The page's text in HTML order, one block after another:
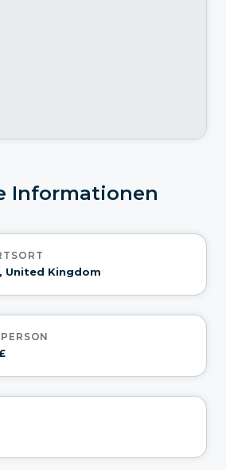
Informationen
United Kingdom